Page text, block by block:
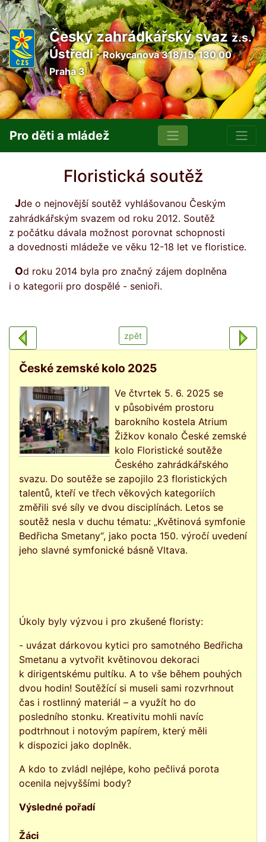
Český zahrádkářský svazz.s.
Ústředí- Rokycanova 318/15, 130 00
Praha 3
Pro děti a mládež
Floristická soutěž
Jde o nejnovější soutěž vyhlášovanou Českým
zahrádkářským svazem od roku 2012. Soutěž
z počátku dávala možnost porovnat schopnosti
a dovednosti mládeže ve věku 12-18 let ve floristice.
Od roku 2014 byla pro značný zájem doplněna
i o kategorii pro dospělé - senioři.
zpět
České zemské kolo 2025
Ve čtvrtek 5. 6. 2025 se
v působivém prostoru
barokního kostela Atrium
Žižkov konalo České zemské
kolo Floristické soutěže
Českého zahrádkářského
svazu. Do soutěže se zapojilo 23 floristických
talentů, kteří ve třech věkových kategoriích
změřili své síly ve dvou disciplínách. Letos se
soutěž nesla v duchu tématu: „Květinová symfonie
Bedřicha Smetany“, jako pocta 150. výročí uvedení
jeho slavné symfonické básně Vltava.
Úkoly byly výzvou i pro zkušené floristy:
- uvázat dárkovou kytici pro samotného Bedřicha
Smetanu a vytvořit květinovou dekoraci
k dirigentskému pultíku. A to vše během pouhých
dvou hodin! Soutěžící si museli sami rozvrhnout
čas i rostlinný materiál – a využít ho do
posledního stonku. Kreativitu mohli navíc
podtrhnout i notovým papírem, který měli
k dispozici jako doplněk.
A kdo to zvládl nejlépe, koho pečlivá porota
ocenila nejvyššími body?
Výsledné pořadí
Žáci